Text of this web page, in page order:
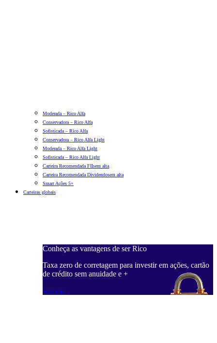
Moderada – Rico Alfa
Conservadora – Rico Alfa
Sofisticada – Rico Alfa
Conservadora – Rico Alfa Light
Moderada – Rico Alfa Light
Sofisticada – Rico Alfa Light
Carteira Recomendada FIIsem alta
Carteira Recomendada Dividendosem alta
Smart Ações 5+
Carteiras globais
Conheça as vantagens de ser Rico
Taxa zero de corretagem para investir em ações, cartão
de crédito sem anuidade e +
Saiba mais